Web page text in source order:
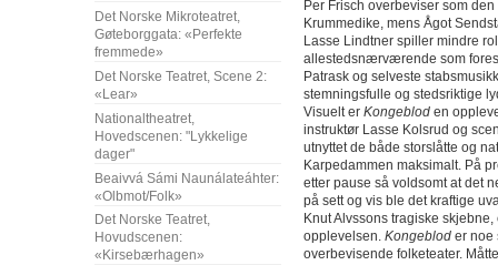
Det Norske Mikroteatret,
Gøteborggata: «Perfekte
fremmede»
Det Norske Teatret, Scene 2:
«Lear»
Nationaltheatret,
Hovedscenen: "Lykkelige
dager"
Beaivvá Sámi Naunálateáhter:
«Olbmot/Folk»
Det Norske Teatret,
Hovudscenen:
«Kirsebærhagen»
Per Frisch overbeviser som
Krummedike, mens Ågot
Lasse Lindtner spiller mindre
allestedsnærværende som
Patrask og selveste
stemningsfulle og stedsriktige
Visuelt er Kongeblod en
instruktør Lasse Kolsrud og
utnyttet de både storslåtte og
Karpedammen maksimalt. På
etter pause så voldsomt at det
på sett og vis ble det kraftige
Knut Alvssons tragiske
opplevelsen. Kongeblod er noe
overbevisende folketeater.